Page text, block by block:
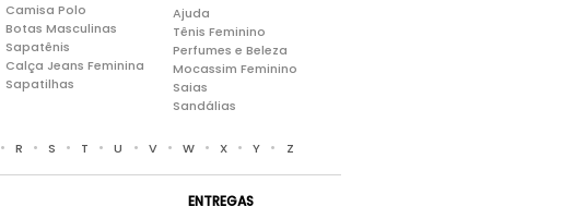
Camisa Polo
Botas Masculinas
Sapatênis
Calça Jeans Feminina
Sapatilhas
Ajuda
Tênis Feminino
Perfumes e Beleza
Mocassim Feminino
Saias
Sandálias
• R • S • T • U • V • W • X • Y • Z
ENTREGAS